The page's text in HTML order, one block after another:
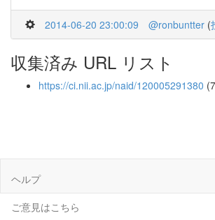
2014-06-20 23:00:09 @ronbuntter (
収集済み URL リスト
https://ci.nii.ac.jp/naid/120005291380
ヘルプ
ご意見はこちら